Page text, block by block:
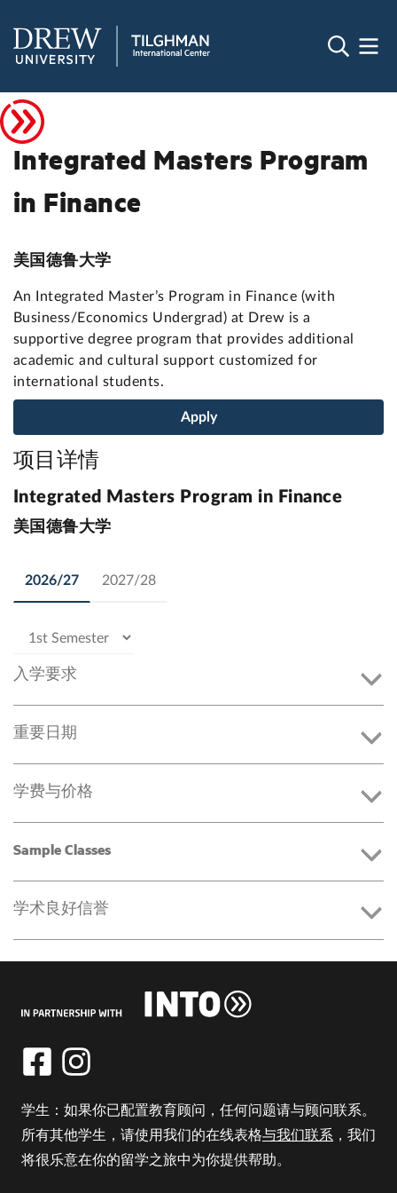
Integrated Masters Program
in Finance
美国德鲁大学
An Integrated Master’s Program in Finance (with
Business/Economics Undergrad) at Drew is a
supportive degree program that provides additional
academic and cultural support customized for
international students.
Apply
项目详情
Integrated Masters Program in Finance
美国德鲁大学
2026/27 2027/28
入学要求
重要日期
学费与价格
Sample Classes
学术良好信誉
学生：如果你已配置教育顾问，任何问题请与顾问联系。
所有其他学生，请使用我们的在线表格与我们联系 ，我们
将很乐意在你的留学之旅中为你提供帮助。